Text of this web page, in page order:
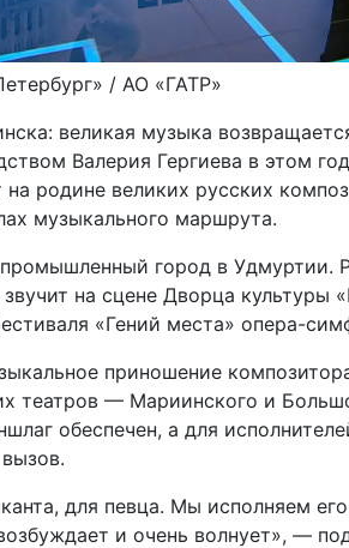
/ АО «ГАТР»
великая музыка
Валерия Гергиева в этом
на родине великих русских
музыкального маршрута.
город в Удмуртии.
на сцене Дворца культуры
«Гений места» опера-
приношение
театров — Мариинского и
обеспечен, а для
для певца. Мы исполняем
и очень волнует», —